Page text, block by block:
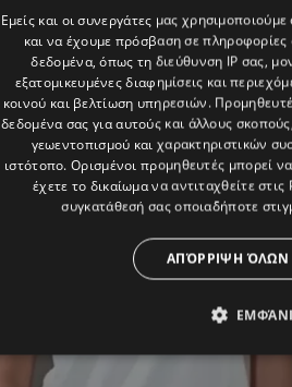
Εμείς και οι συνεργάτες μας
και να έχουμε πρόσβαση σε
δεδομένα, όπως τη διεύθυνση IP σας,
εξατομικευμένες διαφημίσεις και
κοινού και βελτίωση υπηρεσιών.
δεδομένα σας για αυτούς και άλλους
γεωεντοπισμού και χαρακτηριστικών
ιστότοπο. Ορισμένοι προμηθευτές μπορεί
έχετε το δικαίωμα να αντιταχθείτε στις
συγκατάθεσή σας οποιαδήποτε
ΑΠΌΡΡΙΨΗ ΌΛΩΝ